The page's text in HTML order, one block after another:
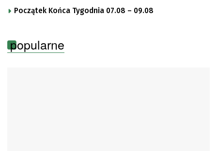
Początek Końca Tygodnia 07.08 – 09.08
popularne